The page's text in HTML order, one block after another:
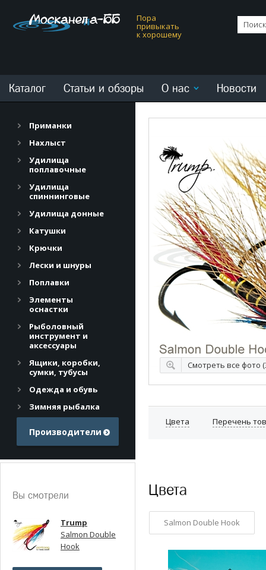
Пора
привыкать
к хорошему
Каталог Статьи и обзоры О нас Новости
Смотреть все фото
Цвета Перечень
Цвета
Salmon Double Hook
Приманки
Нахлыст
Удилища
поплавочные
Удилища
спиннинговые
Удилища донные
Катушки
Крючки
Лески и шнуры
Поплавки
Элементы
оснастки
Рыболовный
инструмент и
аксессуары
Ящики, коробки,
сумки, тубусы
Одежда и обувь
Зимняя рыбалка
Производители
Вы смотрели
Trump
Salmon Double
Hook